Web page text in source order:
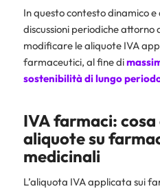
In questo contesto dinamico
discussioni periodiche attorno
modificare le aliquote IVA
farmaceutici, al fine di
sostenibilità di lungo
IVA farmaci:
aliquote su
medicinali
L’aliquota IVA applicata sui